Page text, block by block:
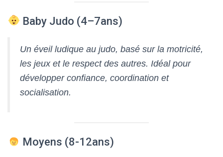
Baby Judo (4–7ans)
Un éveil ludique au judo, basé sur la motricité,
les jeux et le respect des autres. Idéal pour
développer confiance, coordination et
socialisation.
Moyens (8-12ans)